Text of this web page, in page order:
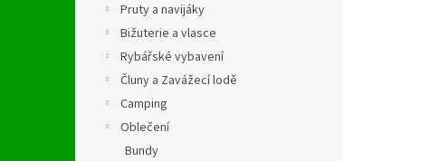
Pruty a navijáky
Bižuterie a vlasce
Rybářské vybavení
Čluny a Zavážecí lodě
Camping
Oblečení
Bundy